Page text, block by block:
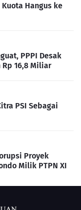
Hangus ke
PPPI Desak
16,8 Miliar
PSI Sebagai
Proyek
Milik PTPN XI